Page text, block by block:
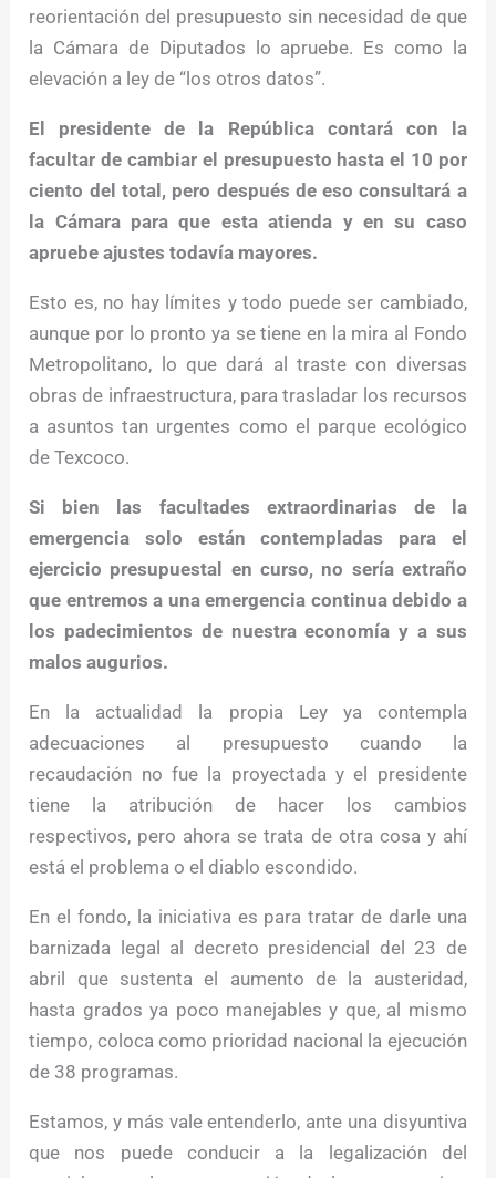
reorientación del presupuesto sin necesidad de que
la Cámara de Diputados lo apruebe. Es como la
elevación a ley de “los otros datos”.
El presidente de la República contará con la
facultar de cambiar el presupuesto hasta el 10 por
ciento del total, pero después de eso consultará a
la Cámara para que esta atienda y en su caso
apruebe ajustes todavía mayores.
Esto es, no hay límites y todo puede ser cambiado,
aunque por lo pronto ya se tiene en la mira al Fondo
Metropolitano, lo que dará al traste con diversas
obras de infraestructura, para trasladar los recursos
a asuntos tan urgentes como el parque ecológico
de Texcoco.
Si bien las facultades extraordinarias de la
emergencia solo están contempladas para el
ejercicio presupuestal en curso, no sería extraño
que entremos a una emergencia continua debido a
los padecimientos de nuestra economía y a sus
malos augurios.
En la actualidad la propia Ley ya contempla
adecuaciones al presupuesto cuando la
recaudación no fue la proyectada y el presidente
tiene la atribución de hacer los cambios
respectivos, pero ahora se trata de otra cosa y ahí
está el problema o el diablo escondido.
En el fondo, la iniciativa es para tratar de darle una
barnizada legal al decreto presidencial del 23 de
abril que sustenta el aumento de la austeridad,
hasta grados ya poco manejables y que, al mismo
tiempo, coloca como prioridad nacional la ejecución
de 38 programas.
Estamos, y más vale entenderlo, ante una disyuntiva
que nos puede conducir a la legalización del